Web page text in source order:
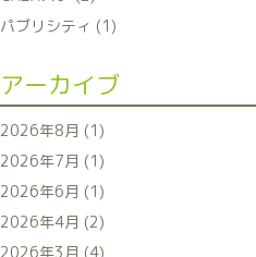
パブリシティ (1)
アーカイブ
2026年8月 (1)
2026年7月 (1)
2026年6月 (1)
2026年4月 (2)
2026年3月 (4)